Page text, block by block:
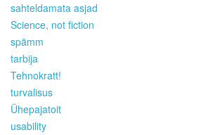
sahteldamata asjad
Science, not fiction
spämm
tarbija
Tehnokratt!
turvalisus
Ühepajatoit
usability